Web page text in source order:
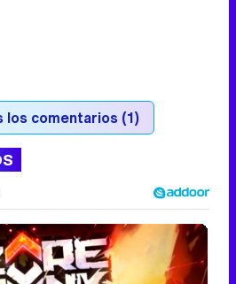
los comentarios (1)